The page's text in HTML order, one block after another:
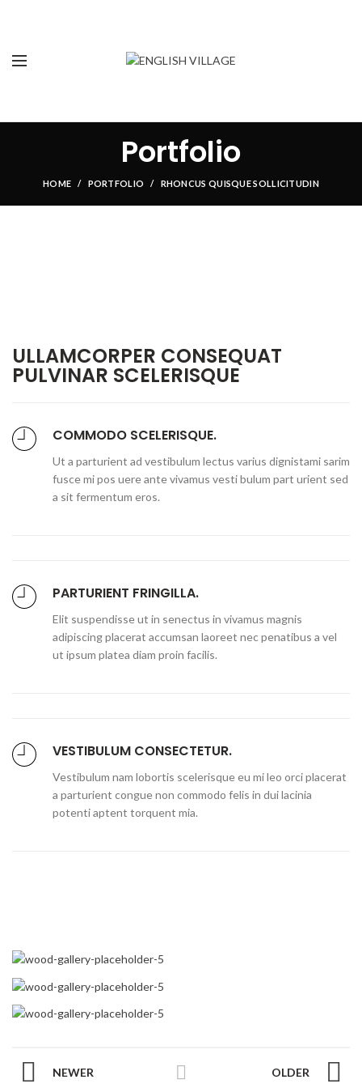
Portfolio
HOME PORTFOLIO RHONCUS QUISQUE SOLLICITUDIN
ULLAMCORPER CONSEQUAT
PULVINAR SCELERISQUE
COMMODO SCELERISQUE.
Ut a parturient ad vestibulum lectus varius dignistami sarim
fusce mi pos uere ante vivamus vesti bulum part urient sed
a sit fermentum eros.
PARTURIENT FRINGILLA.
Elit suspendisse ut in senectus in vivamus magnis
adipiscing placerat accumsan laoreet nec penatibus a vel
ut ipsum platea diam proin facilis.
VESTIBULUM CONSECTETUR.
Vestibulum nam lobortis scelerisque eu mi leo orci placerat
a parturient congue non commodo felis in dui lacinia
potenti aptent torquent mia.
NEWER OLDER